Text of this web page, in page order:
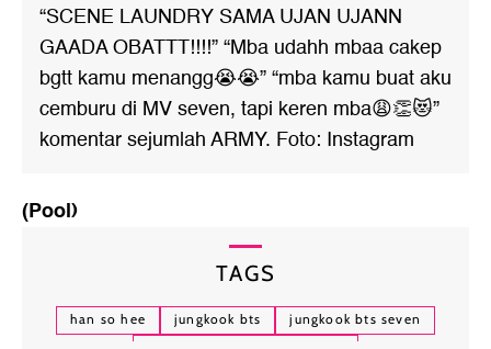
“SCENE LAUNDRY SAMA UJAN UJANN
GAADA OBATTT!!!!” “Mba udahh mbaa cakep
bgtt kamu menangg😭😭” “mba kamu buat aku
cemburu di MV seven, tapi keren mba😩👏😻”
komentar sejumlah ARMY. Foto: Instagram
(Pool)
TAGS
han so hee jungkook bts
jungkook bts seven